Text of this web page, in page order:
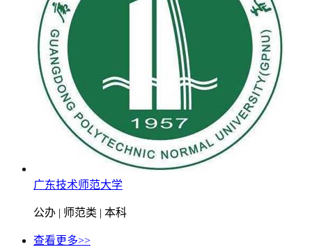
广东技术师范大学
公办 | 师范类 | 本科
查看更多>>